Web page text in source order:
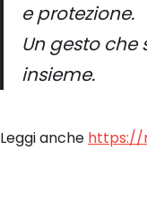
e protezione.
Un gesto
insieme.
Leggi anche https://